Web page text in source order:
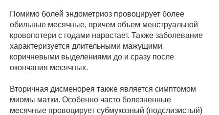
Помимо болей эндометриоз провоцирует более
обильные месячные, причем объем менструальной
кровопотери с годами нарастает. Также заболевание
характеризуется длительными мажущими
коричневыми выделениями до и сразу после
окончания месячных.
Вторичная дисменорея также является симптомом
миомы матки. Особенно часто болезненные
месячные провоцирует субмукозный (подслизистый)